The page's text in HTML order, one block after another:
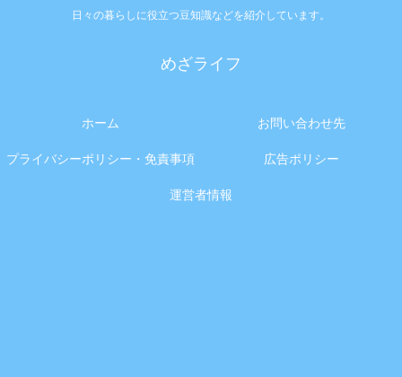
日々の暮らしに役立つ豆知識などを紹介しています。
めざライフ
ホーム お問い合わせ先
プライバシーポリシー・免責事項 広告ポリシー
運営者情報